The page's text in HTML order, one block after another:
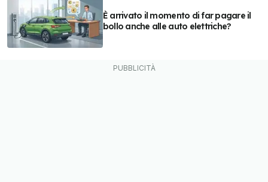
È arrivato il momento di far pagare il
bollo anche alle auto elettriche?